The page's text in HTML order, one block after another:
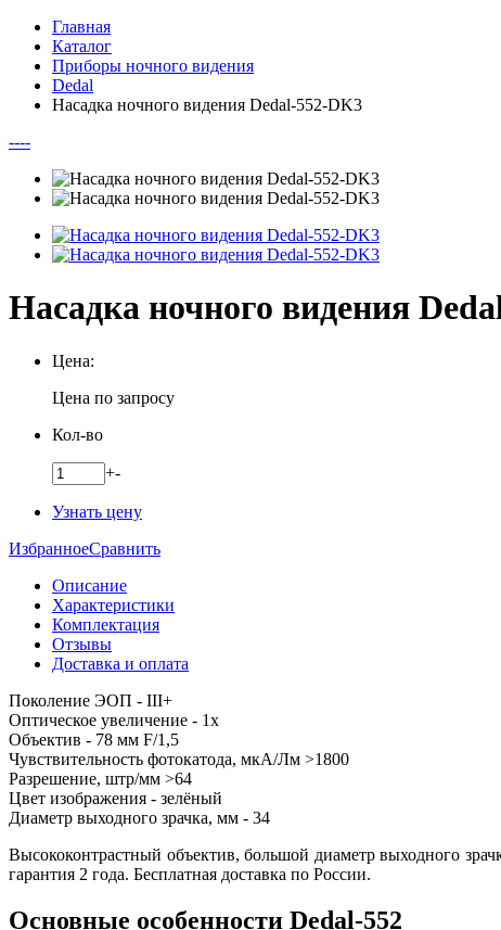
Главная
Каталог
Приборы ночного видения
Dedal
Насадка ночного видения Dedal-552-DK3
----
Насадка ночного видения
Цена:
Цена по запросу
Кол-во
+-
Узнать цену
ИзбранноеСравнить
Описание
Характеристики
Комплектация
Отзывы
Доставка и оплата
Поколение ЭОП - III+
Оптическое увеличение - 1x
Объектив - 78 мм F/1,5
Чувствительность фотокатода, мкА/Лм >1800
Разрешение, штр/мм >64
Цвет изображения - зелёный
Диаметр выходного зрачка, мм - 34
Высококонтрастный объектив, большой диаметр выходного
гарантия 2 года. Бесплатная доставка по России.
Основные особенности Dedal-552